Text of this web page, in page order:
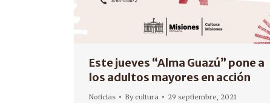
Este jueves “Alma Guazú” pone a
los adultos mayores en acción
Noticias Bycultura 29 septiembre, 2021